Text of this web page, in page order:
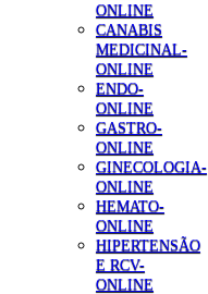
ONLINE
CANABIS
MEDICINAL-
ONLINE
ENDO-
ONLINE
GASTRO-
ONLINE
GINECOLOGIA-
ONLINE
HEMATO-
ONLINE
HIPERTENSÃO
E RCV-
ONLINE